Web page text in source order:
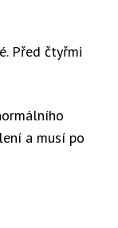
Před čtyřmi
a musí po